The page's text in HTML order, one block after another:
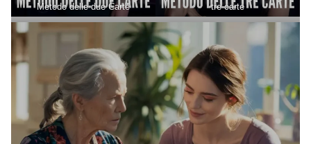
Metodo delle due Carte
tre carte